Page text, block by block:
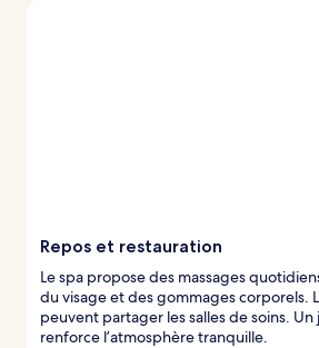
Repos et restauration
Le spa propose des massages
du visage et des gommages corporels.
peuvent partager les salles de soins. Un
renforce l’atmosphère tranquille.